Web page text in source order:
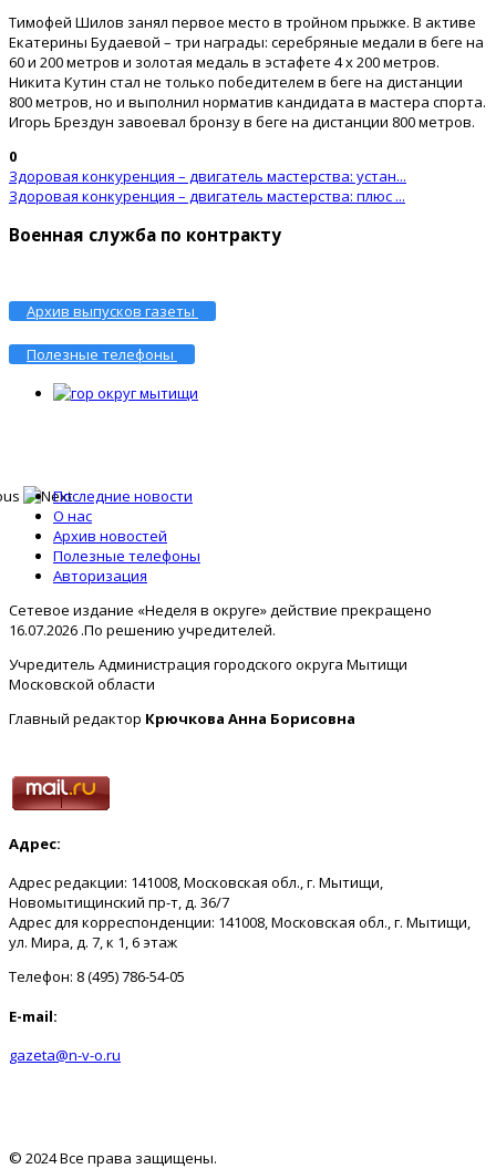
Тимофей Шилов занял первое место в тройном прыжке. В активе
Екатерины Будаевой – три награды: серебряные медали в беге на
60 и 200 метров и золотая медаль в эстафете 4 х 200 метров.
Никита Кутин стал не только победителем в беге на дистанции
800 метров, но и выполнил норматив кандидата в мастера спорта.
Игорь Брездун завоевал бронзу в беге на дистанции 800 метров.
0
Здоровая конкуренция – двигатель мастерства: устан...
Здоровая конкуренция – двигатель мастерства: плюс ...
Военная служба по контракту
Архив выпусков газеты
Полезные телефоны
Последние новости
О нас
Архив новостей
Полезные телефоны
Авторизация
Сетевое издание «Неделя в округе» действие прекращено
16.07.2026 .По решению учредителей.
Учредитель Администрация городского округа Мытищи
Московской области
Главный редактор Крючкова Анна Борисовна
Адрес:
Адрес редакции: 141008, Московская обл., г. Мытищи,
Новомытищинский пр-т, д. 36/7
Адрес для корреспонденции: 141008, Московская обл., г. Мытищи,
ул. Мира, д. 7, к 1, 6 этаж
Телефон: 8 (495) 786-54-05
E-mail:
gazeta@n-v-o.ru
© 2024 Все права защищены.